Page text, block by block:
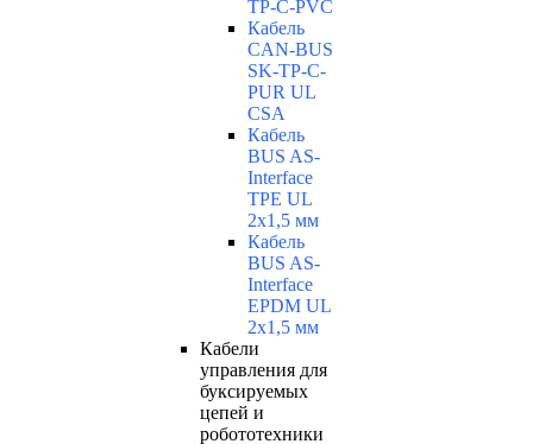
TP-C-PVC
Кабель
CAN-BUS
SK-TP-C-
PUR UL
CSA
Кабель
BUS AS-
Interface
TPE UL
2x1,5 мм
Кабель
BUS AS-
Interface
EPDM UL
2x1,5 мм
Кабели
управления для
буксируемых
цепей и
робототехники